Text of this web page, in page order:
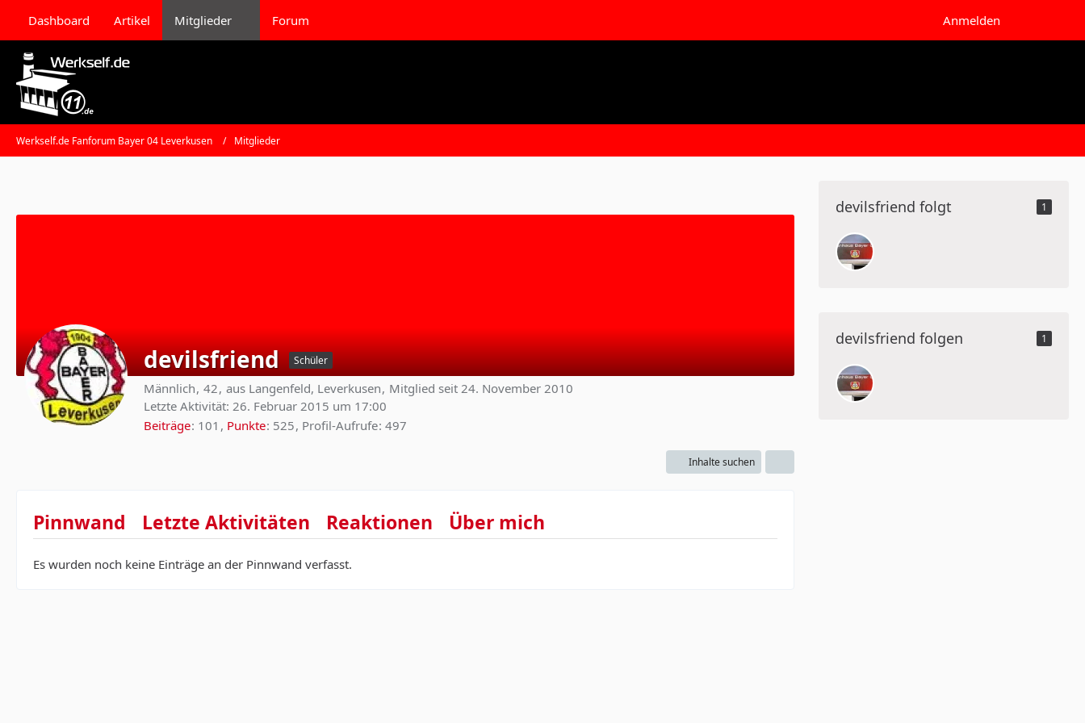
Dashboard Artikel Mitglieder Forum Anmelden
Werkself.de Fanforum Bayer 04 Leverkusen Mitglieder
devilsfriend Schüler
Männlich 42 aus Langenfeld, Leverkusen Mitglied seit 24. November 2010
Letzte Aktivität: 26. Februar 2015 um 17:00
Beiträge 101 Punkte 525 Profil-Aufrufe 497
Inhalte suchen
Pinnwand Letzte Aktivitäten Reaktionen Über mich
Es wurden noch keine Einträge an der Pinnwand verfasst.
devilsfriend folgt 1
devilsfriend folgen 1